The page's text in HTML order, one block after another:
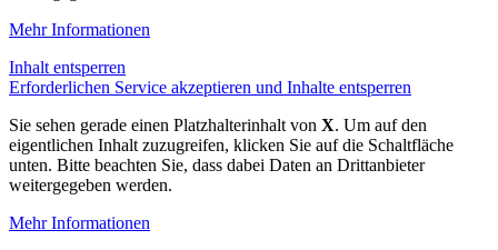
Mehr Informationen
Inhalt entsperren
Erforderlichen Service akzeptieren und Inhalte entsperren
Sie sehen gerade einen Platzhalterinhalt von X. Um auf den
eigentlichen Inhalt zuzugreifen, klicken Sie auf die Schaltfläche
unten. Bitte beachten Sie, dass dabei Daten an Drittanbieter
weitergegeben werden.
Mehr Informationen